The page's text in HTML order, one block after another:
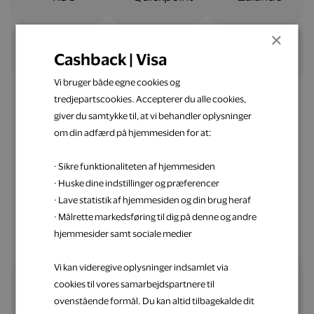
Nemt og ligetil
Spar penge op med Visa
Alle fordele samlet ét sted
×
Cashback | Visa
Vi bruger både egne cookies og
tredjepartscookies. Accepterer du alle cookies,
giver du samtykke til, at vi behandler oplysninger
om din adfærd på hjemmesiden for at:
· Sikre funktionaliteten af hjemmesiden
· Huske dine indstillinger og præferencer
· Lave statistik af hjemmesiden og din brug heraf
· Målrette markedsføring til dig på denne og andre
hjemmesider samt sociale medier
Vi kan videregive oplysninger indsamlet via
cookies til vores samarbejdspartnere til
ovenstående formål. Du kan altid tilbagekalde dit